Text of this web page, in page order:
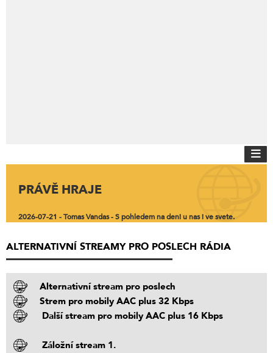
PRÁVĚ HRAJE
2026-07-21 - Tomas Vandas - S pohledem na deni u nas i ve svete.
ALTERNATIVNÍ STREAMY PRO POSLECH RÁDIA
Alternativní stream pro poslech
Strem pro mobily AAC plus 32 Kbps
Další stream pro mobily AAC plus 16 Kbps
Záložní stream 1.